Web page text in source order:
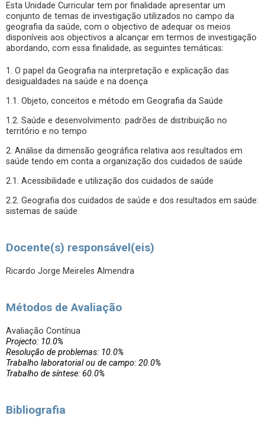
Esta Unidade Curricular tem por finalidade apresentar um
conjunto de temas de investigação utilizados no campo da
geografia da saúde, com o objectivo de adequar os meios
disponíveis aos objectivos a alcançar em termos de investigação
abordando, com essa finalidade, as seguintes temáticas:
1. O papel da Geografia na interpretação e explicação das
desigualdades na saúde e na doença
1.1. Objeto, conceitos e método em Geografia da Saúde
1.2. Saúde e desenvolvimento: padrões de distribuição no
território e no tempo
2. Análise da dimensão geográfica relativa aos resultados em
saúde tendo em conta a organização dos cuidados de saúde
2.1. Acessibilidade e utilização dos cuidados de saúde
2.2. Geografia dos cuidados de saúde e dos resultados em saúde:
sistemas de saúde
Docente(s) responsável(eis)
Ricardo Jorge Meireles Almendra
Métodos de Avaliação
Avaliação Contínua
Projecto: 10.0%
Resolução de problemas: 10.0%
Trabalho laboratorial ou de campo: 20.0%
Trabalho de síntese: 60.0%
Bibliografia